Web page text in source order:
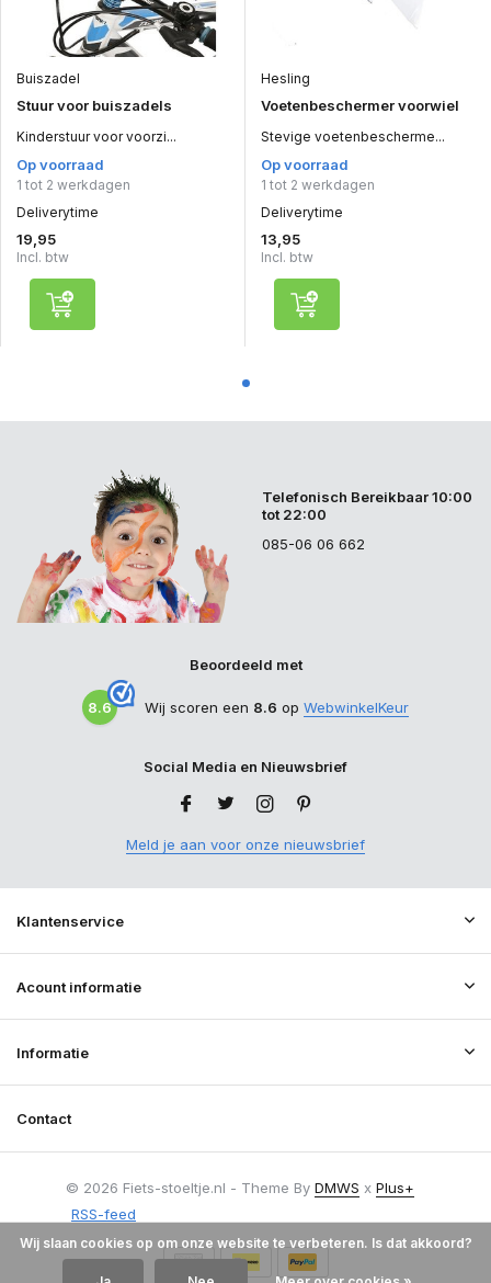
Buiszadel
Stuur voor buiszadels
Kinderstuur voor voorzi...
Op voorraad
1 tot 2 werkdagen
Deliverytime
19,95
Incl. btw
Hesling
Voetenbeschermer voorwiel
Stevige voetenbescherme...
Op voorraad
1 tot 2 werkdagen
Deliverytime
13,95
Incl. btw
Telefonisch Bereikbaar 10:00
tot 22:00
085-06 06 662
Beoordeeld met
8.6 Wij scoren een 8.6 op WebwinkelKeur
Social Media en Nieuwsbrief
Meld je aan voor onze nieuwsbrief
Klantenservice
Acount informatie
Informatie
Contact
© 2026 Fiets-stoeltje.nl - Theme By DMWS x Plus+
RSS-feed
Wij slaan cookies op om onze website te verbeteren. Is dat akkoord?